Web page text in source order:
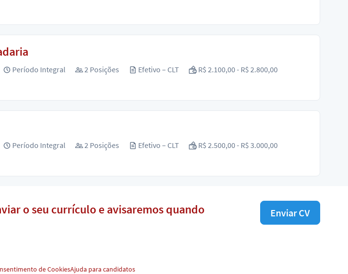
Período Integral 2 Posições Efetivo – CLT R$ 2.100,00 - R$ 2.800,00
Período Integral 2 Posições Efetivo – CLT R$ 2.500,00 - R$ 3.000,00
o seu currículo e avisaremos quando
Enviar CV
de CookiesAjuda para candidatos